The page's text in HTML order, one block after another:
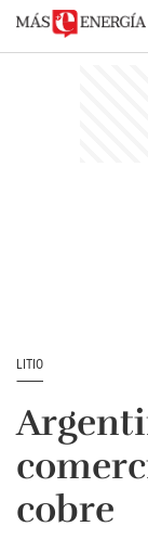
LITIO
cobre